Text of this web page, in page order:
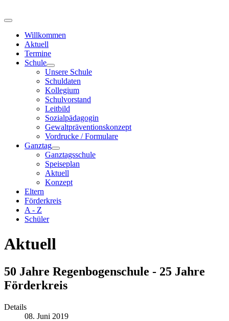
Willkommen
Aktuell
Termine
Schule
Unsere Schule
Schuldaten
Kollegium
Schulvorstand
Leitbild
Sozialpädagogin
Gewaltpräventionskonzept
Vordrucke / Formulare
Ganztag
Ganztagsschule
Speiseplan
Aktuell
Konzept
Eltern
Förderkreis
A - Z
Schüler
Aktuell
50 Jahre Regenbogenschule - 25 Jahre
Förderkreis
Details
08. Juni 2019